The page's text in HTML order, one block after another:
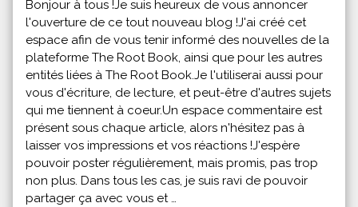
Bonjour à tous !Je suis heureux de vous annoncer
l'ouverture de ce tout nouveau blog !J'ai créé cet
espace afin de vous tenir informé des nouvelles de la
plateforme The Root Book, ainsi que pour les autres
entités liées à The Root Book.Je l'utiliserai aussi pour
vous d'écriture, de lecture, et peut-être d'autres sujets
qui me tiennent à coeur.Un espace commentaire est
présent sous chaque article, alors n'hésitez pas à
laisser vos impressions et vos réactions !J'espère
pouvoir poster régulièrement, mais promis, pas trop
non plus. Dans tous les cas, je suis ravi de pouvoir
partager ça avec vous et …